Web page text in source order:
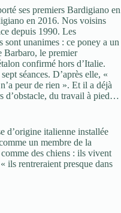
ses premiers Bardigiano en
en 2016. Nos voisins
depuis 1990. Les
sont unanimes : ce poney a un
Barbaro, le premier
confirmé hors d’Italie.
séances. D’après elle, «
peur de rien ». Et il a déjà
d’obstacle, du travail à pied…
d’origine italienne installée
un membre de la
des chiens : ils vivent
ils rentreraient presque dans